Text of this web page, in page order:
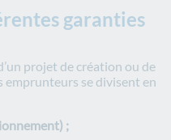
garanties
projet de création ou de
emprunteurs se divisent en
;